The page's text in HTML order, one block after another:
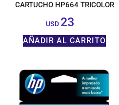
CARTUCHO HP664 TRICOLOR
USD 23
AÑADIR AL CARRITO